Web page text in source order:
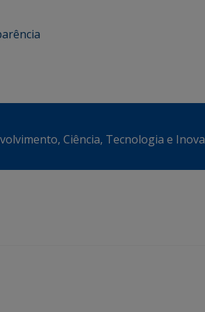
Ciência, Tecnologia e